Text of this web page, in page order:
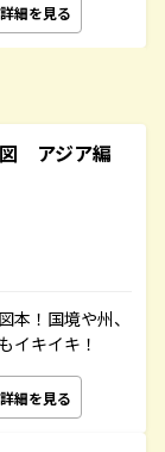
詳細を見る
アジア編
本！国境や州、
イキイキ！
詳細を見る